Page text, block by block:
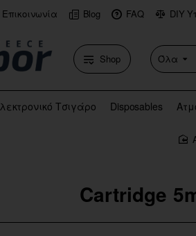
Επικοινωνία Blog FAQ DIY
Shop Όλα
Τσιγάρο Disposables
Cartridge